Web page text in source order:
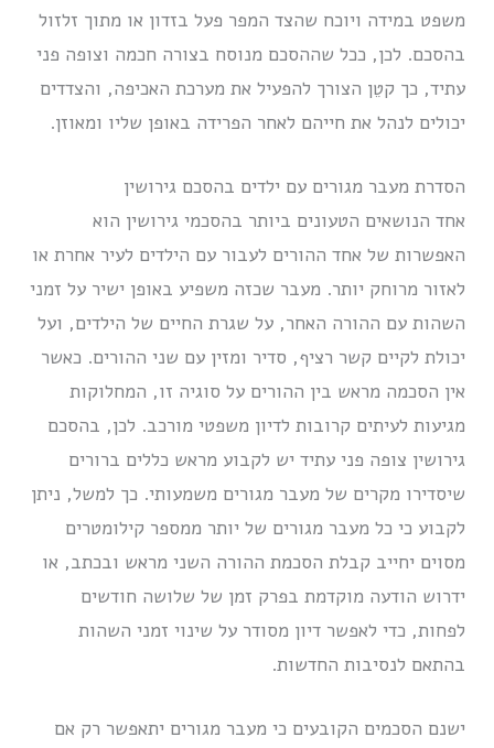
משפט במידה ויוכח שהצד המפר פעל בזדון או מתוך זלזול
בהסכם. לכן, ככל שההסכם מנוסח בצורה חכמה וצופה פני
עתיד, כך קטֵן הצורך להפעיל את מערכת האכיפה, והצדדים
יכולים לנהל את חייהם לאחר הפרידה באופן שליו ומאוזן.
הסדרת מעבר מגורים עם ילדים בהסכם גירושין
אחד הנושאים הטעונים ביותר בהסכמי גירושין הוא
האפשרות של אחד ההורים לעבור עם הילדים לעיר אחרת או
לאזור מרוחק יותר. מעבר שכזה משפיע באופן ישיר על זמני
השהות עם ההורה האחר, על שגרת החיים של הילדים, ועל
יכולת לקיים קשר רציף, סדיר ומזין עם שני ההורים. כאשר
אין הסכמה מראש בין ההורים על סוגיה זו, המחלוקות
מגיעות לעיתים קרובות לדיון משפטי מורכב. לכן, בהסכם
גירושין צופה פני עתיד יש לקבוע מראש כללים ברורים
שיסדירו מקרים של מעבר מגורים משמעותי. כך למשל, ניתן
לקבוע כי כל מעבר מגורים של יותר ממספר קילומטרים
מסוים יחייב קבלת הסכמת ההורה השני מראש ובכתב, או
ידרוש הודעה מוקדמת בפרק זמן של שלושה חודשים
לפחות, כדי לאפשר דיון מסודר על שינוי זמני השהות
בהתאם לנסיבות החדשות.
ישנם הסכמים הקובעים כי מעבר מגורים יתאפשר רק אם